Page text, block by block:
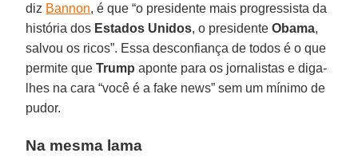
diz Bannon, é que “o presidente mais progressista da
história dos Estados Unidos, o presidenteObama,
salvou os ricos”. Essa desconfiança de todos é o que
permite queTrump aponte para os jornalistas e diga-
lhes na cara “você é a fake news” sem um mínimo de
pudor.
Na mesma lama